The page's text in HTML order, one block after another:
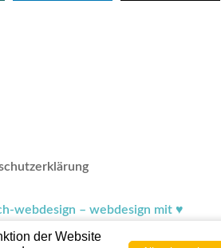
webdesign – webdesign mit ♥
der Website